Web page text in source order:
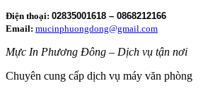
Điện thoại: 02835001618 – 0868212166
Email: mucinphuongdong@gmail.com
Mực In Phương Đông – Dịch vụ tận nơi
Chuyên cung cấp dịch vụ máy văn phòng